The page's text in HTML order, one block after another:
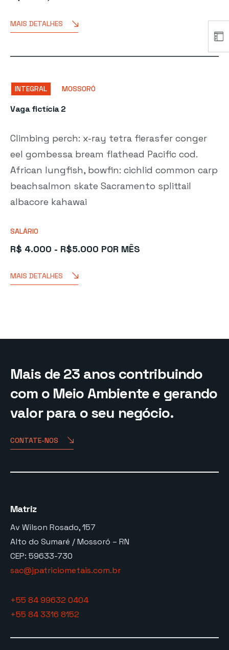
MAIS DETALHES
INTEGRAL MOSSORÓ
Vaga fictícia 2
Climbing perch: x-ray tetra fierasfer conger
eel gombessa bream flathead Pacific cod.
African lungfish, bowfin: cichlid common carp
beachsalmon skate Sacramento splittail
albacore kahawai
SALÁRIO
R$ 4.000 - R$5.000 POR MÊS
MAIS DETALHES
Mais de 23 anos contribuindo
com o Meio Ambiente e gerando
valor para o seu negócio.
CONTATE-NOS
Matriz
Av Wilson Rosado, 157
Alto do Sumaré / Mossoró – RN
CEP: 59633-730
sac@jpatriciometais.com.br
+55 84 99632 0404
+55 84 3316 8152